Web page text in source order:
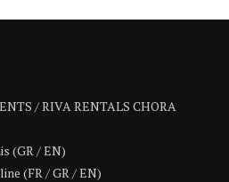
/ RIVA RENTALS CHORA
(GR / EN)
(FR / GR / EN)